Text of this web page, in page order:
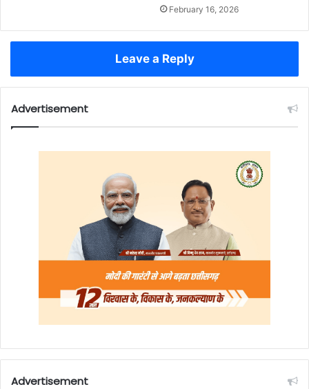
February 16, 2026
Leave a Reply
Advertisement
Advertisement